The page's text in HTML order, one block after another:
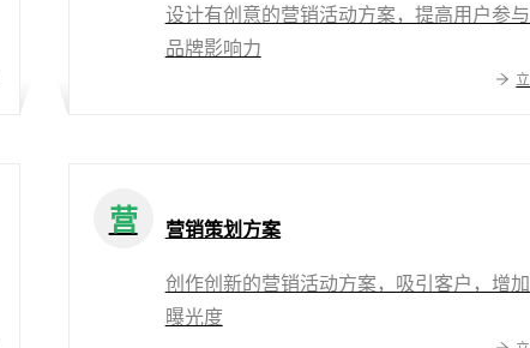
设计有创意的营销活动方案，提高用户参
品牌影响力
营 营销策划方案
创作创新的营销活动方案，吸引客户，增
曝光度